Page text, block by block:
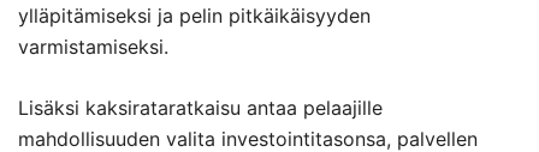
ylläpitämiseksi ja pelin pitkäikäisyyden
varmistamiseksi.
Lisäksi kaksirataratkaisu antaa pelaajille
mahdollisuuden valita investointitasonsa, palvellen